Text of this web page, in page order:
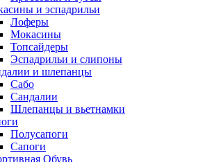
и эспадрильи
Лоферы
Мокасины
Топсайдеры
Эспадрильи и слипоны
и шлепанцы
Сабо
Сандалии
Шлепанцы и вьетнамки
Полусапоги
Сапоги
Обувь